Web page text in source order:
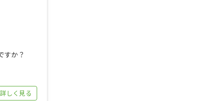
すか？
しく見る